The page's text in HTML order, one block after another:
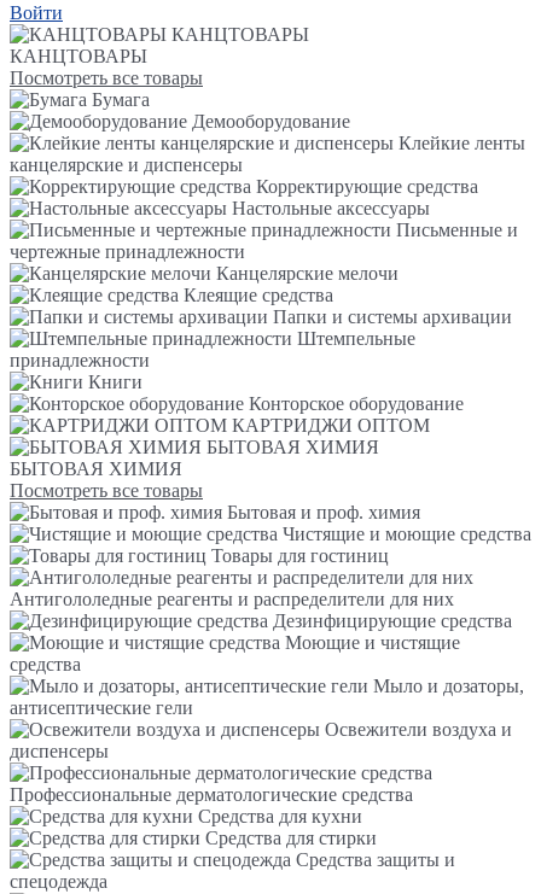
Войти
КАНЦТОВАРЫ
КАНЦТОВАРЫ
Посмотреть все товары
Бумага
Демооборудование
Клейкие ленты
канцелярские и диспенсеры
Корректирующие средства
Настольные аксессуары
Письменные и
чертежные принадлежности
Канцелярские мелочи
Клеящие средства
Папки и системы архивации
Штемпельные
принадлежности
Книги
Конторское оборудование
КАРТРИДЖИ ОПТОМ
БЫТОВАЯ ХИМИЯ
БЫТОВАЯ ХИМИЯ
Посмотреть все товары
Бытовая и проф. химия
Чистящие и моющие средства
Товары для гостиниц
Антигололедные реагенты и распределители для них
Дезинфицирующие средства
Моющие и чистящие
средства
Мыло и дозаторы,
антисептические гели
Освежители воздуха и
диспенсеры
Профессиональные дерматологические средства
Средства для кухни
Средства для стирки
Средства защиты и
спецодежда